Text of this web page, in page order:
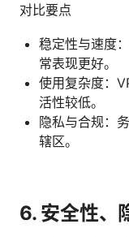
对比要点
稳定性与速度
常表现更好。
使用复杂度：
活性较低。
隐私与合规：
辖区。
6. 安全性、